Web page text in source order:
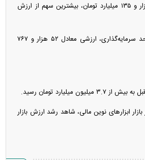
در این میان، اوراق مالی اسلامی با ثبت معامله ۶ میلیارد و ۳۸۹ میلیون ورقه به ارزش ۵۳۲ هزار و ۱۳۵ میلیارد تومان، بیشترین سهم از ارزش
همچنین صندوق‌های سرمایه‌گذاری قابل معامله (ETF) با دادوستد ۳۱ میلیارد و ۶۰۸ میلیون واحد سرمایه‌گذاری، ارزشی معادل ۵۲ هزار و ۷۶۷
ابزار‌های نوین مالی، شاهد رشد ارزش بازار